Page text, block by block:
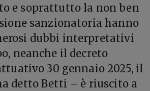
e soprattutto la non ben
sanzionatoria hanno
dubbi interpretativi
neanche il decreto
30 gennaio 2025, il
detto Betti – è riuscito a